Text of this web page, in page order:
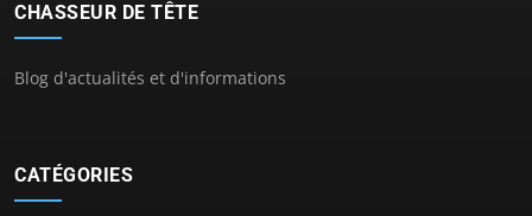
CHASSEUR DE TÊTE
Blog d'actualités et d'informations
CATÉGORIES